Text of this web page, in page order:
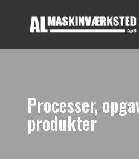
Processer,
produkter